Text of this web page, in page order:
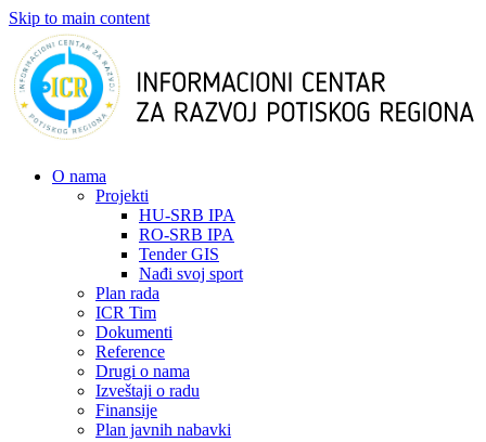
Skip to main content
О nama
Projekti
HU-SRB IPA
RO-SRB IPA
Tender GIS
Nađi svoj sport
Plan rada
ICR Tim
Dokumenti
Reference
Drugi o nama
Izveštaji o radu
Finansije
Plan javnih nabavki